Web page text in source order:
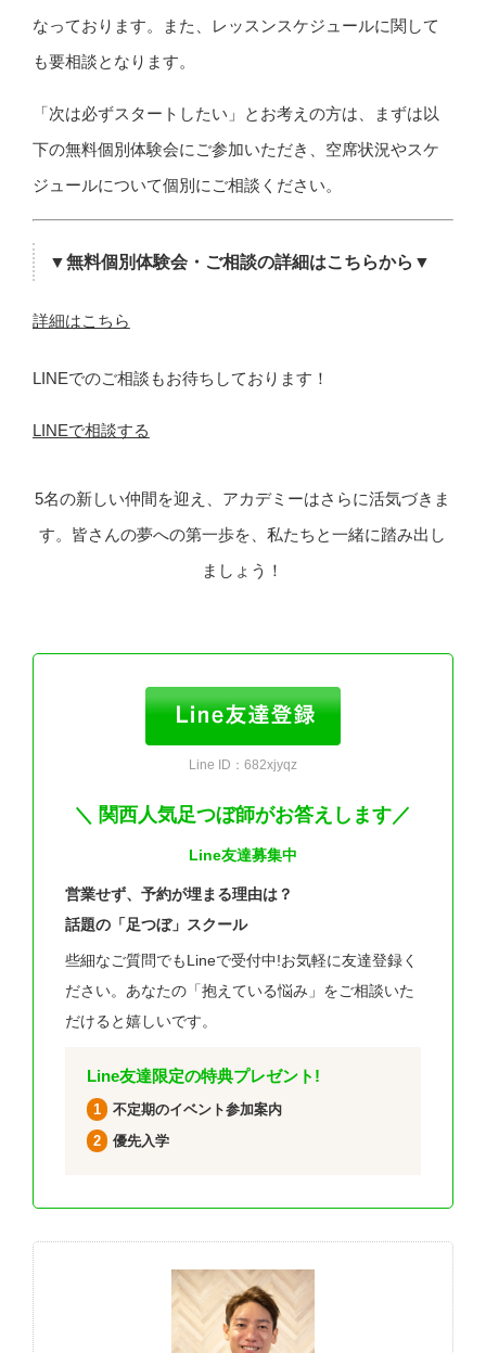
なっております。また、レッスンスケジュールに関して
も要相談となります。
「次は必ずスタートしたい」とお考えの方は、まずは以
下の無料個別体験会にご参加いただき、空席状況やスケ
ジュールについて個別にご相談ください。
▼無料個別体験会・ご相談の詳細はこちらから▼
詳細はこちら
LINEでのご相談もお待ちしております！
LINEで相談する
5名の新しい仲間を迎え、アカデミーはさらに活気づきま
す。皆さんの夢への第一歩を、私たちと一緒に踏み出し
ましょう！
Line ID：682xjyqz
＼ 関西人気足つぼ師がお答えします／
Line友達募集中
営業せず、予約が埋まる理由は？
話題の「足つぼ」スクール
些細なご質問でもLineで受付中!お気軽に友達登録く
ださい。あなたの「抱えている悩み」をご相談いた
だけると嬉しいです。
Line友達限定の特典プレゼント!
1
不定期のイベント参加案内
2
優先入学